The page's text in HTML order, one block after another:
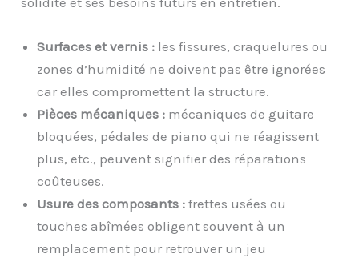
Surfaces et vernis : les fissures, craquelures ou
zones d’humidité ne doivent pas être ignorées
car elles compromettent la structure.
Pièces mécaniques : mécaniques de guitare
bloquées, pédales de piano qui ne réagissent
plus, etc., peuvent signifier des réparations
coûteuses.
Usure des composants : frettes usées ou
touches abîmées obligent souvent à un
remplacement pour retrouver un jeu